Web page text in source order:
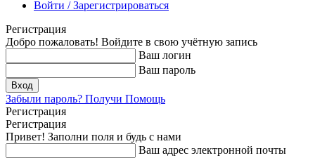
Войти / Зарегистрироваться
Регистрация
Добро пожаловать! Войдите в свою учётную запись
Ваш логин
Ваш пароль
Забыли пароль? Получи Помощь
Регистрация
Регистрация
Привет! Заполни поля и будь с нами
Ваш адрес электронной почты